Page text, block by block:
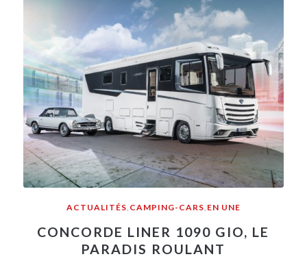
ACTUALITÉS CAMPING-CARS EN UNE
CONCORDE LINER 1090 GIO, LE
PARADIS ROULANT